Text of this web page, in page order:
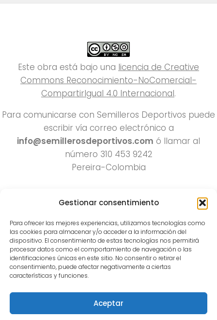
Gestionar consentimiento
Para ofrecer las mejores experiencias, utilizamos tecnologías como
las cookies para almacenar y/o acceder a la información del
dispositivo. El consentimiento de estas tecnologías nos permitirá
procesar datos como el comportamiento de navegación o las
identificaciones únicas en este sitio. No consentir o retirar el
consentimiento, puede afectar negativamente a ciertas
características y funciones.
Aceptar
Este obra está bajo una licencia de Creative
Commons Reconocimiento-NoComercial-
CompartirIgual 4.0 Internacional.
Para comunicarse con Semilleros Deportivos puede
escribir vía correo electrónico a
info@semillerosdeportivos.com ó llamar al
número 310 453 9242
Pereira-Colombia
Todos los derechos reservados 2022.
Funciona con - Diseñado con el